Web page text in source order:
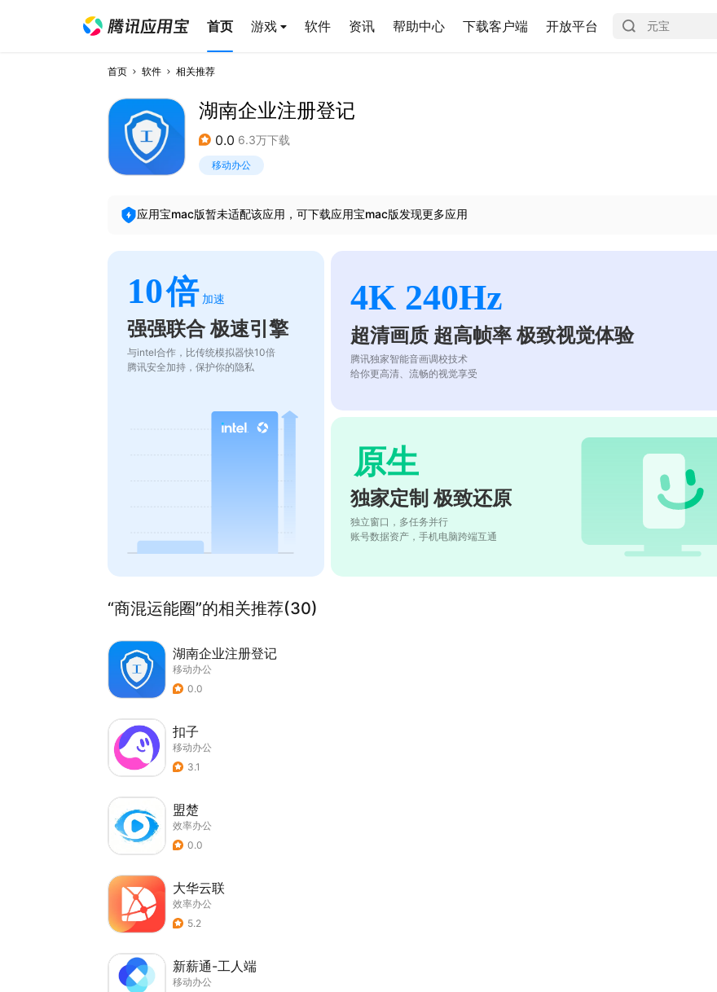
首页 游戏 软件 资讯 帮助中心 下载客户端 开放平台
首页 软件 相关推荐
湖南企业注册登记
0.0 6.3万下载
移动办公
应用宝mac版暂未适配该应用，可下载应用宝mac版发现更多应用
10倍 加速
强强联合 极速引擎
与intel合作，比传统模拟器快10倍
腾讯安全加持，保护你的隐私
4K 240Hz
超清画质 超高帧率 极致视觉体验
腾讯独家智能音画调校技术
给你更高清、流畅的视觉享受
原生
独家定制 极致还原
独立窗口，多任务并行
账号数据资产，手机电脑跨端互通
“商混运能圈”的相关推荐(30)
湖南企业注册登记
移动办公
0.0
扣子
移动办公
3.1
盟楚
效率办公
0.0
大华云联
效率办公
5.2
新薪通-工人端
移动办公